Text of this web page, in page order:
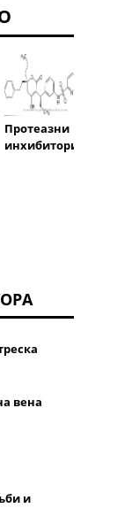
Протеазни
инхибитори
вена
и